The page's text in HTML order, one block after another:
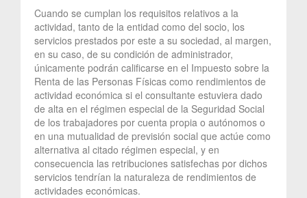
Cuando se cumplan los requisitos relativos a la
actividad, tanto de la entidad como del socio, los
servicios prestados por este a su sociedad, al margen,
en su caso, de su condición de administrador,
únicamente podrán calificarse en el Impuesto sobre la
Renta de las Personas Físicas como rendimientos de
actividad económica si el consultante estuviera dado
de alta en el régimen especial de la Seguridad Social
de los trabajadores por cuenta propia o autónomos o
en una mutualidad de previsión social que actúe como
alternativa al citado régimen especial, y en
consecuencia las retribuciones satisfechas por dichos
servicios tendrían la naturaleza de rendimientos de
actividades económicas.